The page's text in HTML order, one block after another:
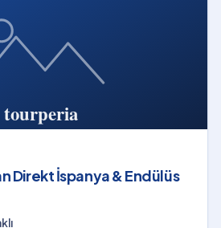
Direkt İspanya & Endülüs